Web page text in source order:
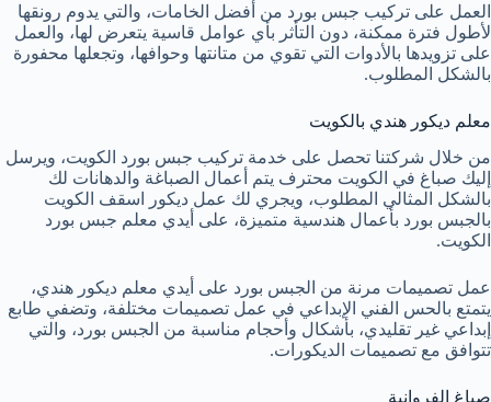
العمل على تركيب جبس بورد من أفضل الخامات، والتي يدوم رونقها
لأطول فترة ممكنة، دون التأثر بأي عوامل قاسية يتعرض لها، والعمل
على تزويدها بالأدوات التي تقوي من متانتها وحوافها، وتجعلها محفورة
بالشكل المطلوب.
معلم ديكور هندي بالكويت
من خلال شركتنا تحصل على خدمة تركيب جبس بورد الكويت، ويرسل
إليك صباغ في الكويت محترف يتم أعمال الصباغة والدهانات لك
بالشكل المثالي المطلوب، ويجري لك عمل ديكور اسقف الكويت
بالجبس بورد بأعمال هندسية متميزة، على أيدي معلم جبس بورد
الكويت.
عمل تصميمات مرنة من الجبس بورد على أيدي معلم ديكور هندي،
يتمتع بالحس الفني الإبداعي في عمل تصميمات مختلفة، وتضفي طابع
إبداعي غير تقليدي، بأشكال وأحجام مناسبة من الجبس بورد، والتي
تتوافق مع تصميمات الديكورات.
صباغ الفروانية